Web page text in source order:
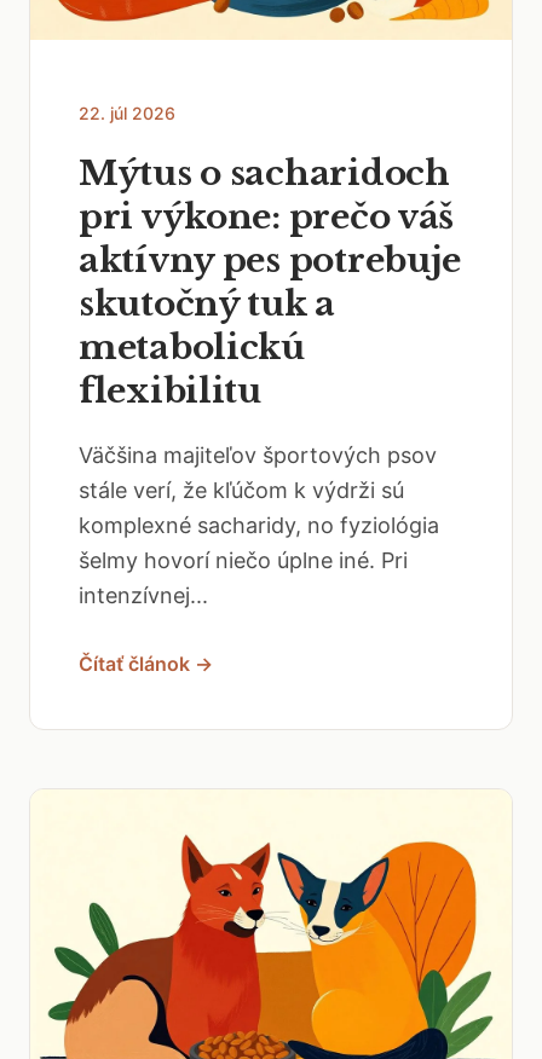
22. júl 2026
Mýtus o sacharidoch
pri výkone: prečo váš
aktívny pes potrebuje
skutočný tuk a
metabolickú
flexibilitu
Väčšina majiteľov športových psov
stále verí, že kľúčom k výdrži sú
komplexné sacharidy, no fyziológia
šelmy hovorí niečo úplne iné. Pri
intenzívnej...
Čítať článok →